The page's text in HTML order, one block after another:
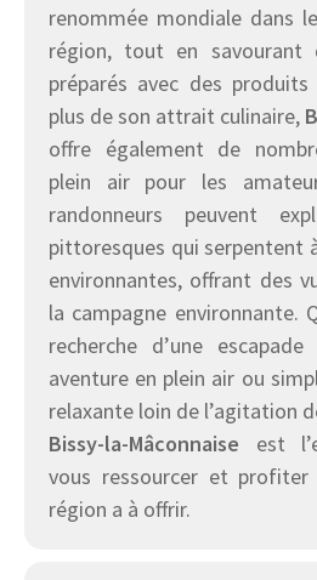
renommée mondiale dans
région, tout en savourant
préparés avec des
plus de son attrait culinaire,
offre également de
plein air pour les
randonneurs peuvent
pittoresques qui serpentent
environnantes, offrant des
la campagne environnante.
recherche d’une
aventure en plein air ou
relaxante loin de l’agitation
Bissy-la-Mâconnaise est
vous ressourcer et
région a à offrir.